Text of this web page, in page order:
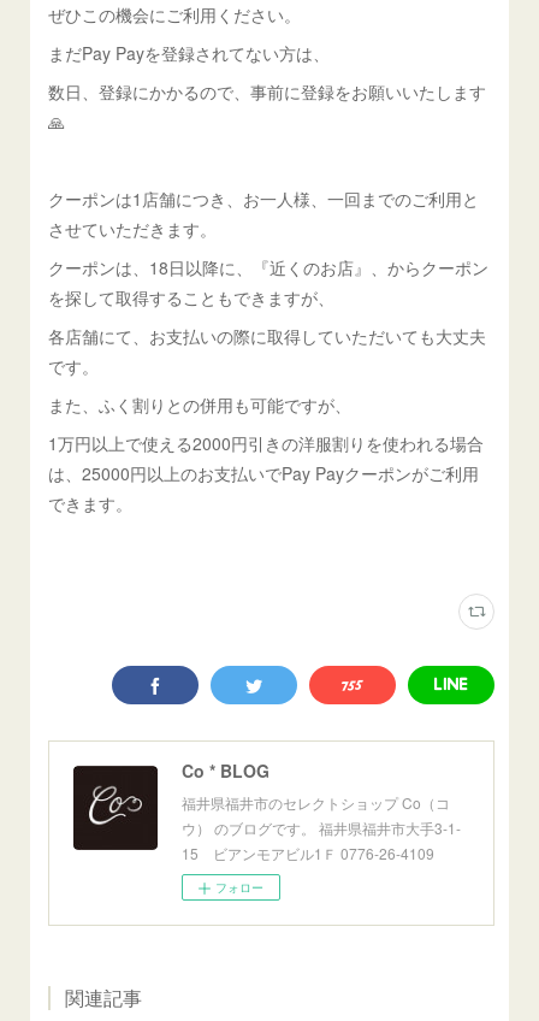
ぜひこの機会にご利用ください。
まだPay Payを登録されてない方は、
数日、登録にかかるので、事前に登録をお願いいたします
🙏
クーポンは1店舗につき、お一人様、一回までのご利用と
させていただきます。
クーポンは、18日以降に、『近くのお店』、からクーポン
を探して取得することもできますが、
各店舗にて、お支払いの際に取得していただいても大丈夫
です。
また、ふく割りとの併用も可能ですが、
1万円以上で使える2000円引きの洋服割りを使われる場合
は、25000円以上のお支払いでPay Payクーポンがご利用
できます。
Co * BLOG
福井県福井市のセレクトショップ Co（コ
ウ） のブログです。 福井県福井市大手3-1-
15 ビアンモアビル1Ｆ 0776-26-4109
フォロー
関連記事